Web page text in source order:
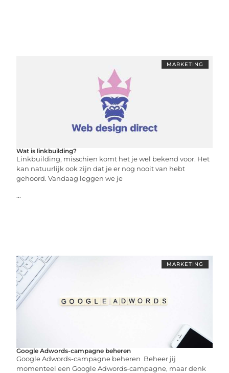
MARKETING
Wat is linkbuilding?
Linkbuilding, misschien komt het je wel bekend voor. Het
kan natuurlijk ook zijn dat je er nog nooit van hebt
gehoord. Vandaag leggen we je
...
MARKETING
Google Adwords-campagne beheren
Google Adwords-campagne beheren Beheer jij
momenteel een Google Adwords-campagne, maar denk